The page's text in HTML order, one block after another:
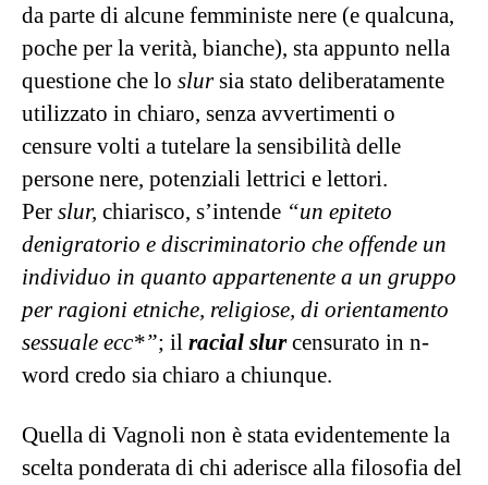
da parte di alcune femministe nere (e qualcuna,
poche per la verità, bianche), sta appunto nella
questione che lo slursia stato deliberatamente
utilizzato in chiaro, senza avvertimenti o
censure volti a tutelare la sensibilità delle
persone nere, potenziali lettrici e lettori.
Per slur, chiarisco, s’intende “un epiteto
denigratorio e discriminatorio che offende un
individuo in quanto appartenente a un gruppo
per ragioni etniche, religiose, di orientamento
sessuale ecc*”; il racial slurcensurato in n-
word credo sia chiaro a chiunque.
Quella di Vagnoli non è stata evidentemente la
scelta ponderata di chi aderisce alla filosofia del